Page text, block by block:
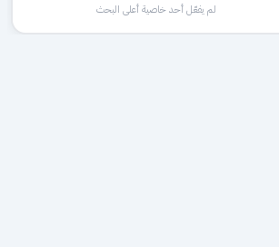
لم يفعّل أحد خاصية أعلى البحث